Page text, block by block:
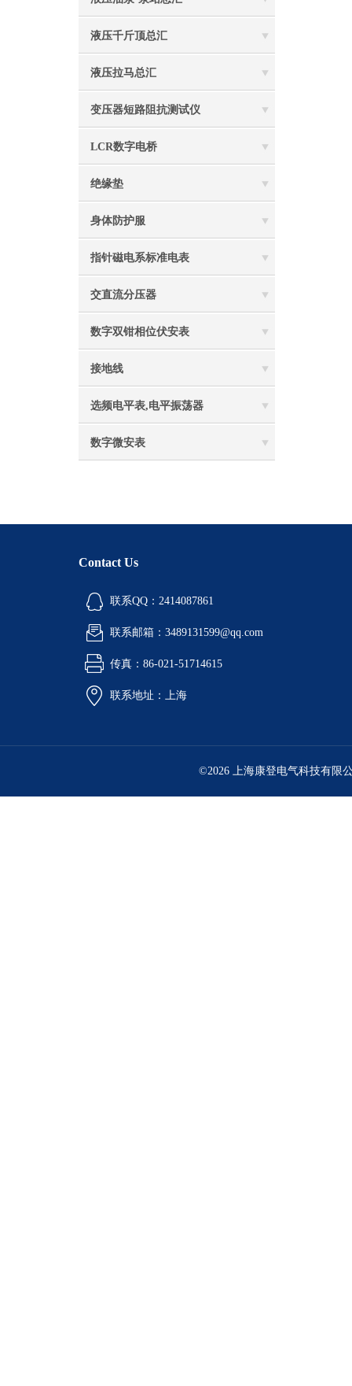
液压千斤顶总汇
液压拉马总汇
变压器短路阻抗测试仪
LCR数字电桥
绝缘垫
身体防护服
指针磁电系标准电表
交直流分压器
数字双钳相位伏安表
接地线
选频电平表,电平振荡器
数字微安表
Contact Us
联系QQ：2414087861
联系邮箱：3489131599@qq.com
传真：86-021-51714615
联系地址：上海
©2026 上海康登电气科技有限